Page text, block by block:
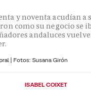
y noventa acudían a
como su negocio se
andaluces
| Fotos: Susana Girón
ISABEL COIXET